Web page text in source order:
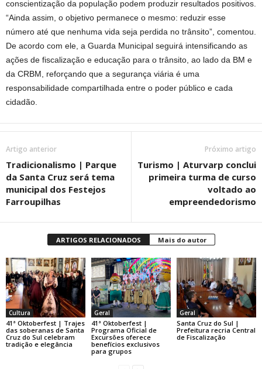
conscientização da população podem produzir resultados positivos.
“Ainda assim, o objetivo permanece o mesmo: reduzir esse
número até que nenhuma vida seja perdida no trânsito”, comentou.
De acordo com ele, a Guarda Municipal seguirá intensificando as
ações de fiscalização e educação para o trânsito, ao lado da BM e
da CRBM, reforçando que a segurança viária é uma
responsabilidade compartilhada entre o poder público e cada
cidadão.
Artigo anterior
Tradicionalismo | Parque
da Santa Cruz será tema
municipal dos Festejos
Farroupilhas
Próximo artigo
Turismo | Aturvarp conclui
primeira turma de curso
voltado ao
empreendedorismo
ARTIGOS RELACIONADOS Mais do autor
Cultura
41ª Oktoberfest | Trajes
das soberanas de Santa
Cruz do Sul celebram
tradição e elegância
Geral
41ª Oktoberfest |
Programa Oficial de
Excursões oferece
benefícios exclusivos
para grupos
Geral
Santa Cruz do Sul |
Prefeitura recria Central
de Fiscalização